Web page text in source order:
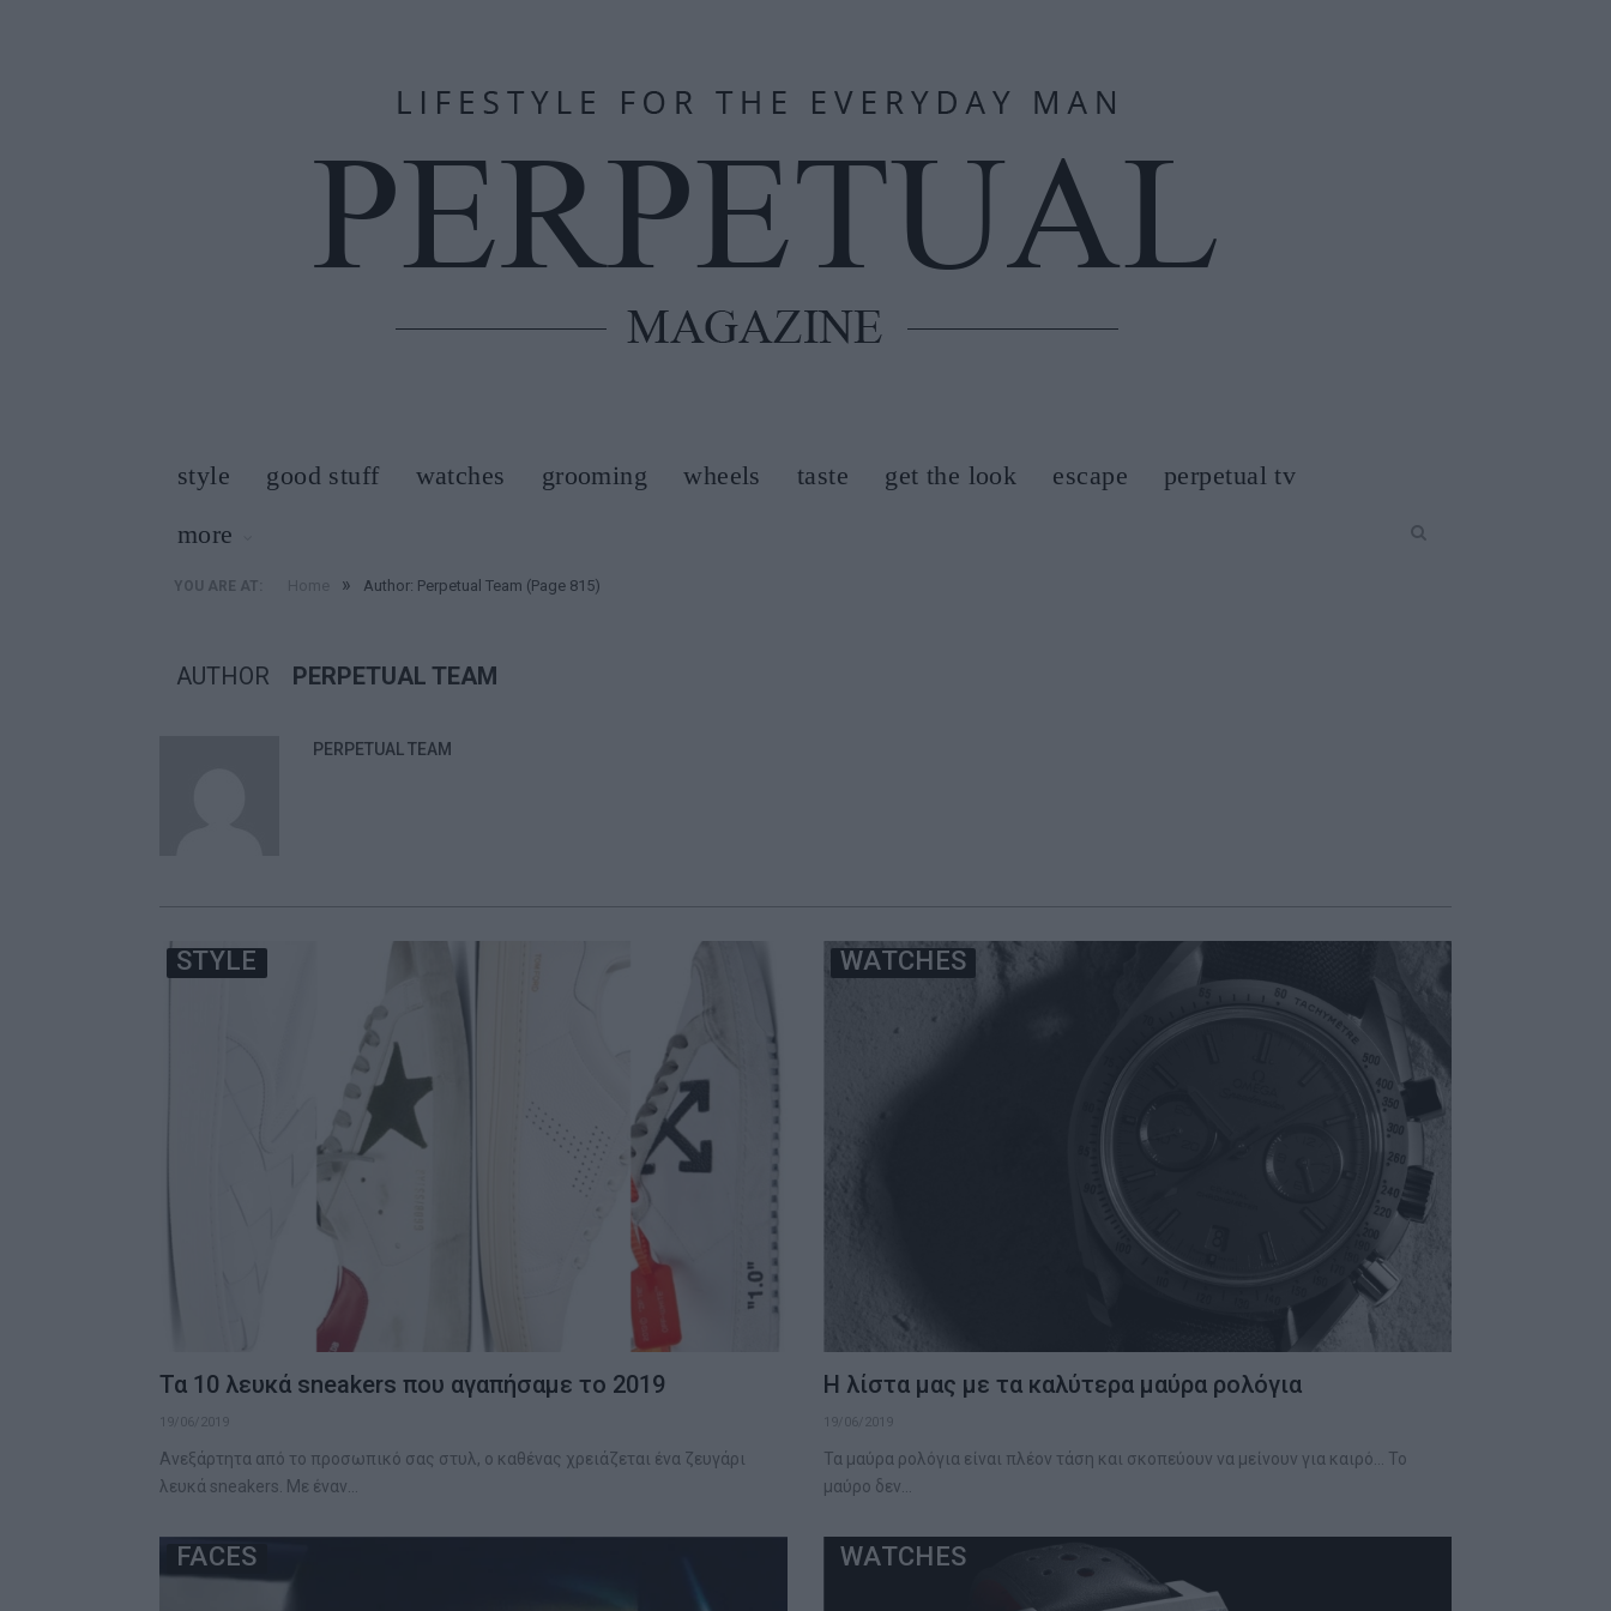
style good stuff watches grooming wheels taste get the look escape
perpetual tv
more
YOU ARE AT: » Author: Perpetual Team (Page 815)
AUTHOR PERPETUAL TEAM
PERPETUAL TEAM
STYLE
Τα 10 λευκά sneakers που αγαπήσαμε το 2019
19/06/2019
Ανεξάρτητα από το προσωπικό σας στυλ, ο καθένας χρειάζεται ένα ζευγάρι
λευκά sneakers. Με έναν…
WATCHES
Η λίστα μας με τα καλύτερα μαύρα ρολόγια
19/06/2019
Τα μαύρα ρολόγια είναι πλέον τάση και σκοπεύουν να μείνουν για καιρό… Το
μαύρο δεν…
FACES WATCHES